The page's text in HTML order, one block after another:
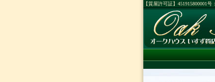
【質屋許可証】451915800001